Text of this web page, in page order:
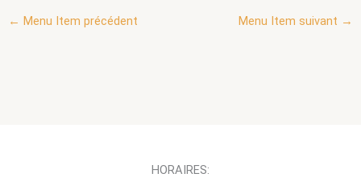
← Menu Item précédent Menu Item suivant →
HORAIRES: